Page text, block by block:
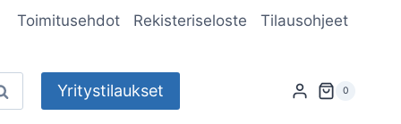
Toimitusehdot Rekisteriseloste Tilausohjeet
Yritystilaukset 0